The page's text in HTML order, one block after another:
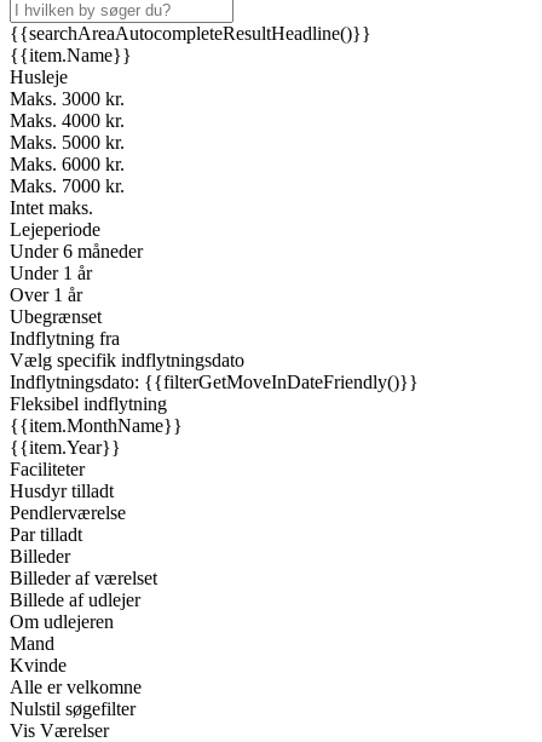
{{searchAreaAutocompleteResultHeadline()}}
{{item.Name}}
Husleje
Maks. 3000 kr.
Maks. 4000 kr.
Maks. 5000 kr.
Maks. 6000 kr.
Maks. 7000 kr.
Intet maks.
Lejeperiode
Under 6 måneder
Under 1 år
Over 1 år
Ubegrænset
Indflytning fra
Vælg specifik indflytningsdato
Indflytningsdato: {{filterGetMoveInDateFriendly()}}
Fleksibel indflytning
{{item.MonthName}}
{{item.Year}}
Faciliteter
Husdyr tilladt
Pendlerværelse
Par tilladt
Billeder
Billeder af værelset
Billede af udlejer
Om udlejeren
Mand
Kvinde
Alle er velkomne
Nulstil søgefilter
Vis Værelser